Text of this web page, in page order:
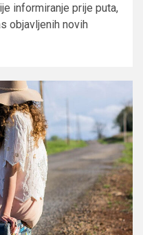
informiranje prije puta,
objavljenih novih